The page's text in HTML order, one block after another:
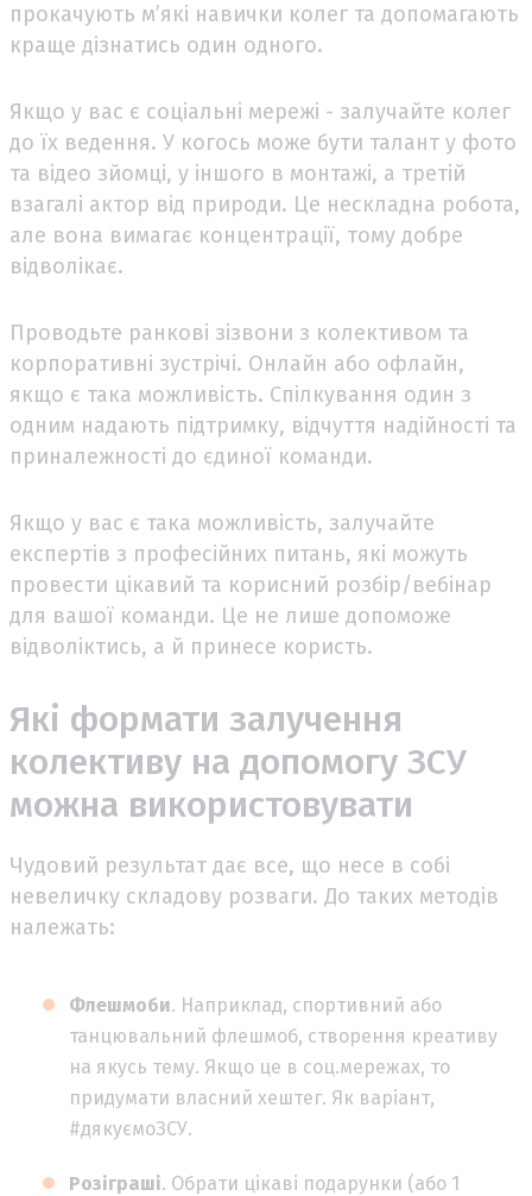
прокачують м’які навички колег та допомагають
краще дізнатись один одного.
Якщо у вас є соціальні мережі - залучайте колег
до їх ведення. У когось може бути талант у фото
та відео зйомці, у іншого в монтажі, а третій
взагалі актор від природи. Це нескладна робота,
але вона вимагає концентрації, тому добре
відволікає.
Проводьте ранкові зізвони з колективом та
корпоративні зустрічі. Онлайн або офлайн,
якщо є така можливість. Спілкування один з
одним надають підтримку, відчуття надійності та
приналежності до єдиної команди.
Якщо у вас є така можливість, залучайте
експертів з професійних питань, які можуть
провести цікавий та корисний розбір/вебінар
для вашої команди. Це не лише допоможе
відволіктись, а й принесе користь.
Які формати залучення
колективу на допомогу ЗСУ
можна використовувати
Чудовий результат дає все, що несе в собі
невеличку складову розваги. До таких методів
належать:
Флешмоби. Наприклад, спортивний або
танцювальний флешмоб, створення креативу
на якусь тему. Якщо це в соц.мережах, то
придумати власний хештег. Як варіант,
#дякуємоЗСУ.
Розіграші. Обрати цікаві подарунки (або 1